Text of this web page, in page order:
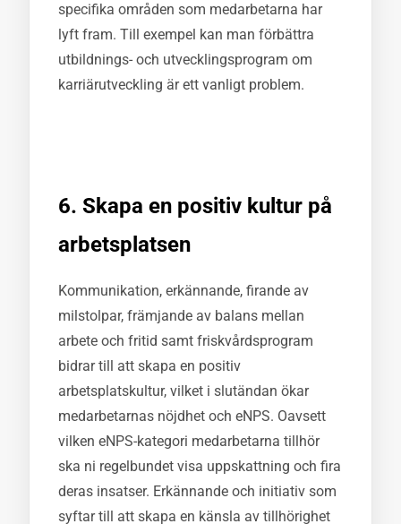
specifika områden som medarbetarna har
lyft fram. Till exempel kan man förbättra
utbildnings- och utvecklingsprogram om
karriärutveckling är ett vanligt problem.
6. Skapa en positiv kultur på
arbetsplatsen
Kommunikation, erkännande, firande av
milstolpar, främjande av balans mellan
arbete och fritid samt friskvårdsprogram
bidrar till att skapa en positiv
arbetsplatskultur, vilket i slutändan ökar
medarbetarnas nöjdhet och eNPS. Oavsett
vilken eNPS-kategori medarbetarna tillhör
ska ni regelbundet visa uppskattning och fira
deras insatser. Erkännande och initiativ som
syftar till att skapa en känsla av tillhörighet